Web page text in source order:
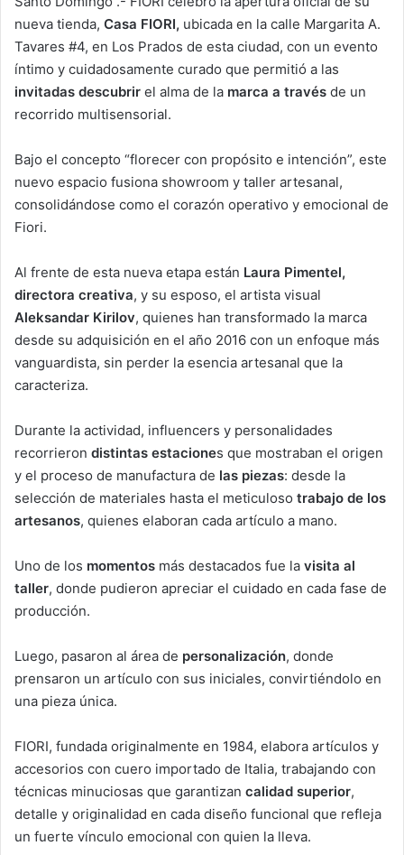
nueva tienda, Casa FIORI, ubicada en la calle Margarita A.
Tavares #4, en Los Prados de esta ciudad, con un evento
íntimo y cuidadosamente curado que permitió a las
invitadas descubrir el alma de la marca a través de un
recorrido multisensorial.
Bajo el concepto “florecer con propósito e intención”, este
nuevo espacio fusiona showroom y taller artesanal,
consolidándose como el corazón operativo y emocional de
Fiori.
Al frente de esta nueva etapa están Laura Pimentel,
directora creativa, y su esposo, el artista visual
Aleksandar Kirilov, quienes han transformado la marca
desde su adquisición en el año 2016 con un enfoque más
vanguardista, sin perder la esencia artesanal que la
caracteriza.
Durante la actividad, influencers y personalidades
recorrieron distintas estaciones que mostraban el origen
y el proceso de manufactura de las piezas: desde la
selección de materiales hasta el meticuloso trabajo de los
artesanos, quienes elaboran cada artículo a mano.
Uno de los momentos más destacados fue la visita al
taller, donde pudieron apreciar el cuidado en cada fase de
producción.
Luego, pasaron al área de personalización, donde
prensaron un artículo con sus iniciales, convirtiéndolo en
una pieza única.
FIORI, fundada originalmente en 1984, elabora artículos y
accesorios con cuero importado de Italia, trabajando con
técnicas minuciosas que garantizan calidad superior,
detalle y originalidad en cada diseño funcional que refleja
un fuerte vínculo emocional con quien la lleva.